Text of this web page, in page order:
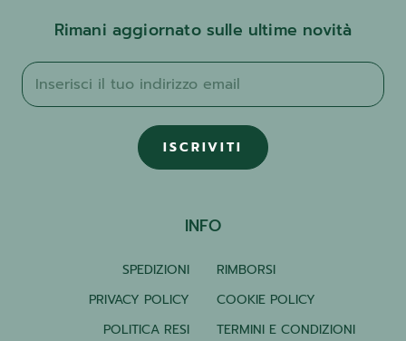
Rimani aggiornato sulle ultime novità
ISCRIVITI
INFO
SPEDIZIONI
RIMBORSI
PRIVACY POLICY
COOKIE POLICY
POLITICA RESI
TERMINI E CONDIZIONI